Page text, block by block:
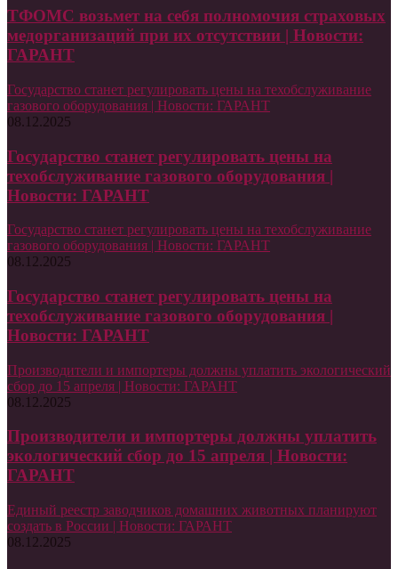
ТФОМС возьмет на себя полномочия страховых
медорганизаций при их отсутствии | Новости:
ГАРАНТ
Государство станет регулировать цены на техобслуживание
газового оборудования | Новости: ГАРАНТ
08.12.2025
Государство станет регулировать цены на
техобслуживание газового оборудования |
Новости: ГАРАНТ
Государство станет регулировать цены на техобслуживание
газового оборудования | Новости: ГАРАНТ
08.12.2025
Государство станет регулировать цены на
техобслуживание газового оборудования |
Новости: ГАРАНТ
Производители и импортеры должны уплатить экологический
сбор до 15 апреля | Новости: ГАРАНТ
08.12.2025
Производители и импортеры должны уплатить
экологический сбор до 15 апреля | Новости:
ГАРАНТ
Единый реестр заводчиков домашних животных планируют
создать в России | Новости: ГАРАНТ
08.12.2025